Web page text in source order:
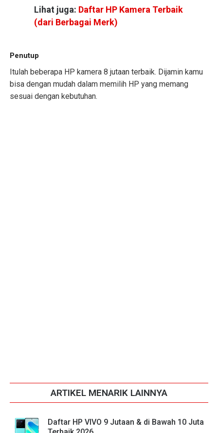
Lihat juga: Daftar HP Kamera Terbaik
(dari Berbagai Merk)
Penutup
Itulah beberapa HP kamera 8 jutaan terbaik. Dijamin kamu
bisa dengan mudah dalam memilih HP yang memang
sesuai dengan kebutuhan.
ARTIKEL MENARIK LAINNYA
Daftar HP VIVO 9 Jutaan & di Bawah 10 Juta